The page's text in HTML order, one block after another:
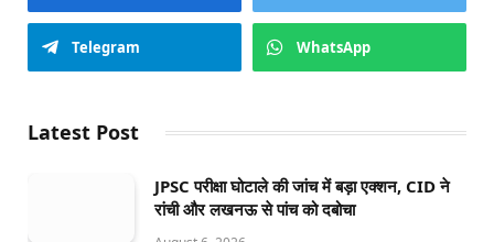
Telegram WhatsApp
Latest Post
JPSC परीक्षा घोटाले की जांच में बड़ा एक्शन, CID ने
रांची और लखनऊ से पांच को दबोचा